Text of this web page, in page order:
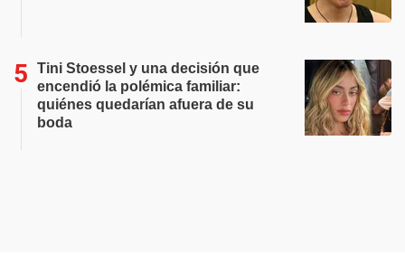
Tini Stoessel y una decisión que
encendió la polémica familiar:
quiénes quedarían afuera de su
boda